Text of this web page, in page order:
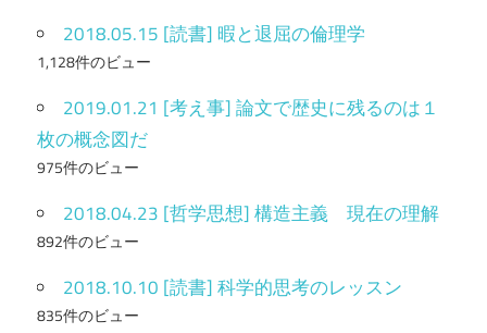
2018.05.15 [読書] 暇と退屈の倫理学
1,128件のビュー
2019.01.21 [考え事] 論文で歴史に残るのは１
枚の概念図だ
975件のビュー
2018.04.23 [哲学思想] 構造主義 現在の理解
892件のビュー
2018.10.10 [読書] 科学的思考のレッスン
835件のビュー